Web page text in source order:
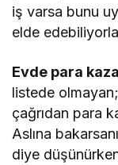
iş varsa bunu
elde
Evde para
listede
çağrıdan para
Aslına
diye